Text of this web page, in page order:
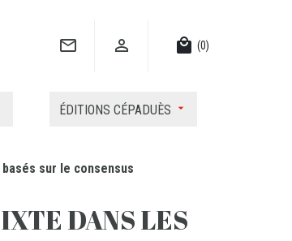
  local_mall (0)
ÉDITIONS CÉPADUÈS
sur le consensus
DANS LES